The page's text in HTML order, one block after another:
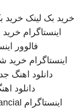
خرید بک لینک خرید
اینستاگرام خرید
فالوور
اینستاگرام خرید
دانلود اهنگ
دانلود
اینستاگرام